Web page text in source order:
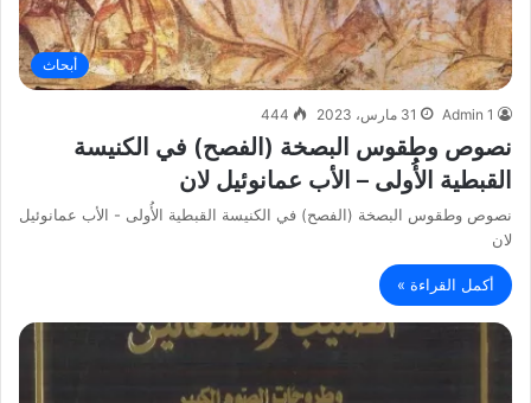
أبحاث
Admin 1 31 مارس، 2023 444
نصوص وطقوس البصخة (الفصح) في الكنيسة
القبطية الأُولى – الأب عمانوئيل لان
نصوص وطقوس البصخة (الفصح) في الكنيسة القبطية الأُولى - الأب عمانوئيل
لان
أكمل القراءة »